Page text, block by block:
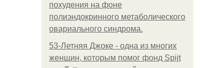
похудения на фоне
полиэндокринного метаболического
овариального синдрома.
53-Летняя Джоке - одна из многих
женщин, которым помог фонд Spijt